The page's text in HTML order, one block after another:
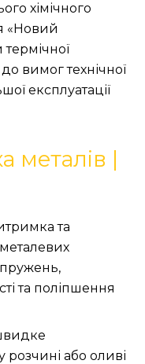
хімічного
«Новий
вимог технічної
експлуатації
металів |
та
та поліпшення
або оливі